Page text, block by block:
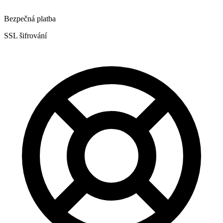
Bezpečná platba
SSL šifrování